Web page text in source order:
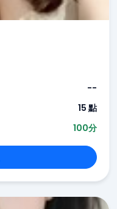
--
15 點
100分